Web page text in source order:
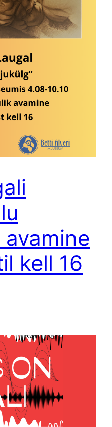
avamine
kell 16